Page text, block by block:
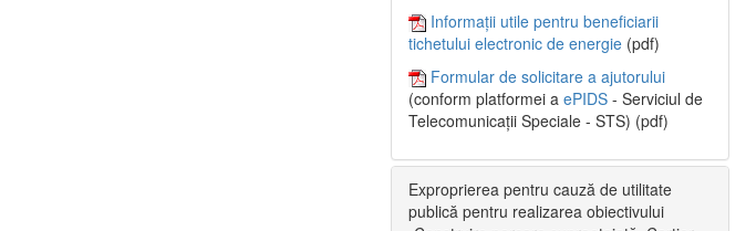
Informații utile pentru beneficiarii
tichetului electronic de energie (pdf)
Formular de solicitare a ajutorului
(conform platformei a ePIDS - Serviciul de
Telecomunicații Speciale - STS) (pdf)
Exproprierea pentru cauză de utilitate
publică pentru realizarea obiectivului